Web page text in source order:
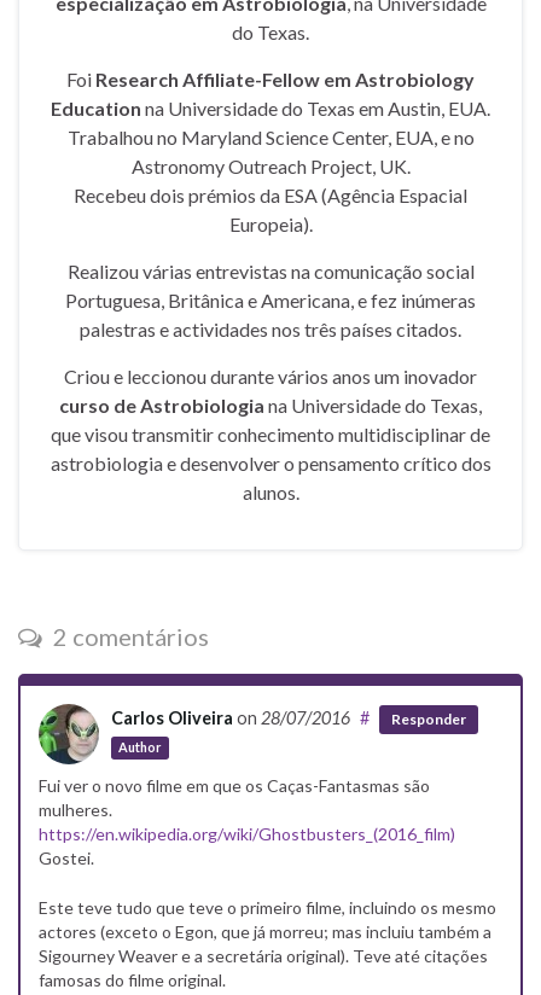
do Texas.
Foi Research Affiliate-Fellow em Astrobiology
Education na Universidade do Texas em Austin, EUA.
Trabalhou no Maryland Science Center, EUA, e no
Astronomy Outreach Project, UK.
Recebeu dois prémios da ESA (Agência Espacial
Europeia).
Realizou várias entrevistas na comunicação social
Portuguesa, Britânica e Americana, e fez inúmeras
palestras e actividades nos três países citados.
Criou e leccionou durante vários anos um inovador
curso de Astrobiologia na Universidade do Texas,
que visou transmitir conhecimento multidisciplinar de
astrobiologia e desenvolver o pensamento crítico dos
alunos.
2 comentários
Carlos Oliveira on 28/07/2016
Author
# Responder
Fui ver o novo filme em que os Caças-Fantasmas são
mulheres.
https://en.wikipedia.org/wiki/Ghostbusters_(2016_film)
Gostei.
Este teve tudo que teve o primeiro filme, incluindo os mesmo
actores (exceto o Egon, que já morreu; mas incluiu também a
Sigourney Weaver e a secretária original). Teve até citações
famosas do filme original.